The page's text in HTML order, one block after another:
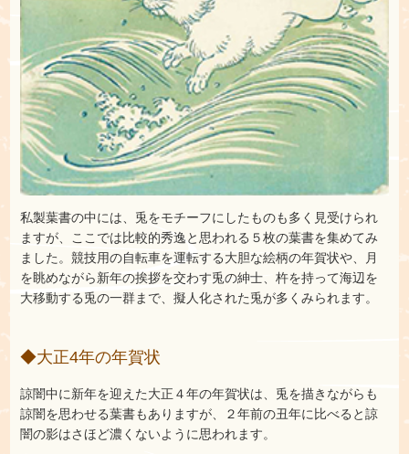
私製葉書の中には、兎をモチーフにしたものも多く見受けられ
ますが、ここでは比較的秀逸と思われる５枚の葉書を集めてみ
ました。競技用の自転車を運転する大胆な絵柄の年賀状や、月
を眺めながら新年の挨拶を交わす兎の紳士、杵を持って海辺を
大移動する兎の一群まで、擬人化された兎が多くみられます。
◆大正4年の年賀状
諒闇中に新年を迎えた大正４年の年賀状は、兎を描きながらも
諒闇を思わせる葉書もありますが、２年前の丑年に比べると諒
闇の影はさほど濃くないように思われます。